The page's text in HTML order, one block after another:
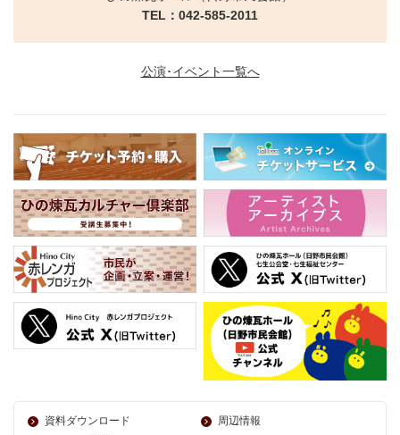
TEL：042-585-2011
公演･イベント一覧へ
資料ダウンロード
周辺情報